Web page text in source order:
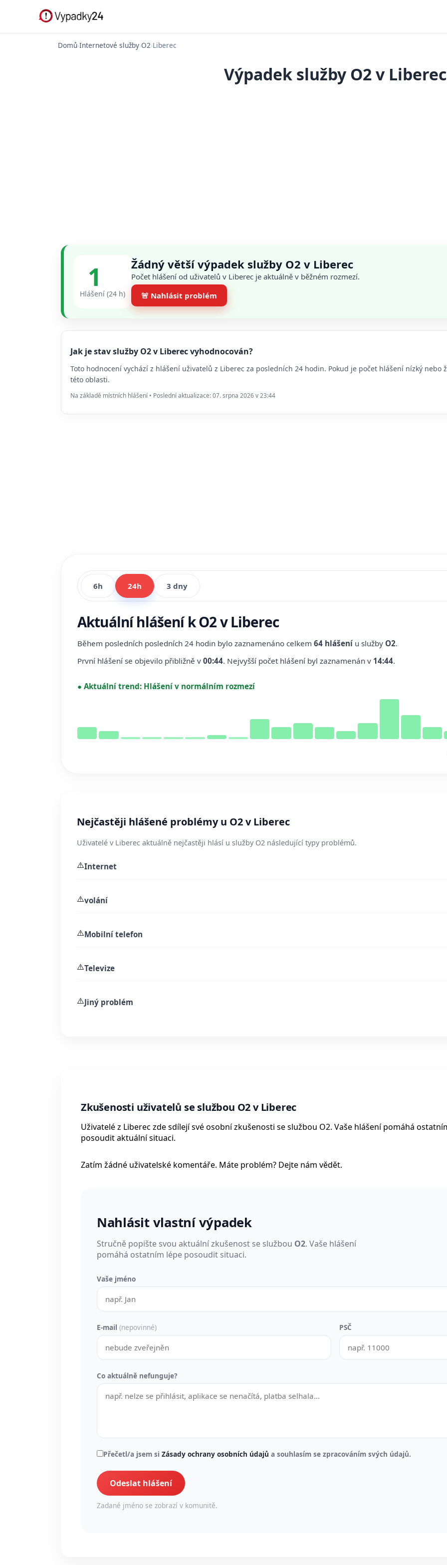
Domů›Internetové služby›O2›Liberec
Výpadek služby O2 v Liberec
1
Hlášení (24 h)
Žádný větší výpadek služby O2 v Liberec
Počet hlášení od uživatelů v Liberec je aktuálně v běžném rozmezí.
🚨 Nahlásit problém
Jak je stav služby O2 v Liberec vyhodnocován?
Toto hodnocení vychází z hlášení uživatelů z Liberec za posledních 24 hodin. Pokud je počet hlášení nízký nebo
této oblasti.
Na základě místních hlášení • Poslední aktualizace: 07. srpna 2026 v 23:44
6h 24h 3 dny
Aktuální hlášení k O2 v Liberec
Během posledních posledních 24 hodin bylo zaznamenáno celkem 64 hlášení u služby O2.
První hlášení se objevilo přibližně v 00:44. Nejvyšší počet hlášení byl zaznamenán v 14:44.
● Aktuální trend: Hlášení v normálním rozmezí
Nejčastěji hlášené problémy u O2 v Liberec
Uživatelé v Liberec aktuálně nejčastěji hlásí u služby O2 následující typy problémů.
⚠️Internet
⚠️volání
⚠️Mobilní telefon
⚠️Televize
⚠️Jiný problém
Zkušenosti uživatelů se službou O2 v Liberec
Uživatelé z Liberec zde sdílejí své osobní zkušenosti se službou O2. Vaše hlášení pomáhá
posoudit aktuální situaci.
Zatím žádné uživatelské komentáře. Máte problém? Dejte nám vědět.
Nahlásit vlastní výpadek
Stručně popište svou aktuální zkušenost se službou O2. Vaše hlášení
pomáhá ostatním lépe posoudit situaci.
Vaše jméno
E-mail (nepovinné) PSČ
Co aktuálně nefunguje?
Přečetl/a jsem si Zásady ochrany osobních údajů a souhlasím se zpracováním svých údajů.
Odeslat hlášení
Zadané jméno se zobrazí v komunitě.